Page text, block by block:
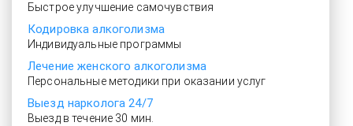
Быстрое улучшение самочувствия
Кодировка алкоголизма
Индивидуальные программы
Лечение женского алкоголизма
Персональные методики при оказании услуг
Выезд нарколога 24/7
Выезд в течение 30 мин.